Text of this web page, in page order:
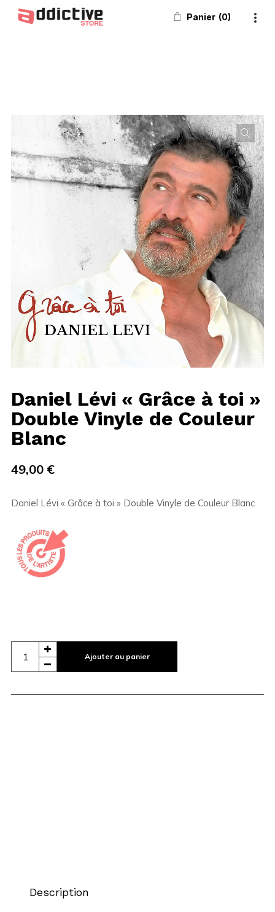
Panier 0
Daniel Lévi « Grâce à toi »
Double Vinyle de Couleur
Blanc
49,00 €
Daniel Lévi « Grâce à toi » Double Vinyle de Couleur Blanc
Ajouter au panier
Description